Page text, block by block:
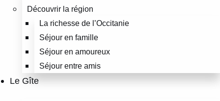
Découvrir la région
La richesse de l’Occitanie
Séjour en famille
Séjour en amoureux
Séjour entre amis
Le Gîte